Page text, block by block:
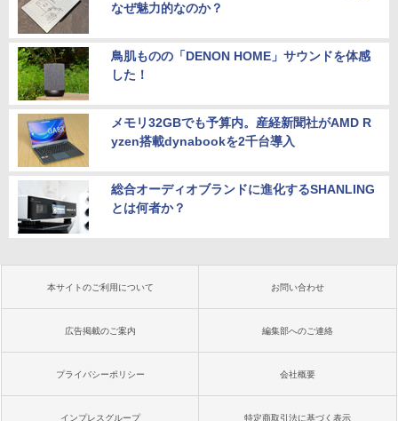
なぜ魅力的なのか？
鳥肌ものの「DENON HOME」サウンドを体感
した！
メモリ32GBでも予算内。産経新聞社がAMD R
yzen搭載dynabookを2千台導入
総合オーディオブランドに進化するSHANLING
とは何者か？
本サイトのご利用について お問い合わせ
広告掲載のご案内 編集部へのご連絡
プライバシーポリシー 会社概要
インプレスグループ 特定商取引法に基づく表示